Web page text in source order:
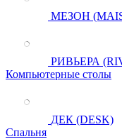
МЕЗОН
РИВЬЕРА
Компьютерные столы
ДЕК (DESK)
Спальня